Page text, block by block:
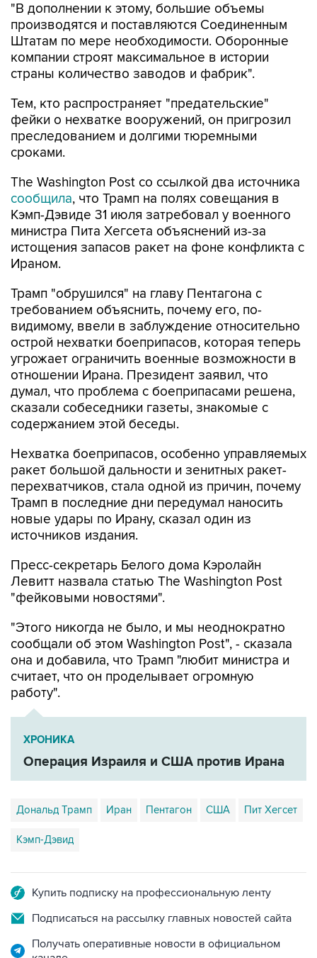
"В дополнении к этому, большие объемы
производятся и поставляются Соединенным
Штатам по мере необходимости. Оборонные
компании строят максимальное в истории
страны количество заводов и фабрик".
Тем, кто распространяет "предательские"
фейки о нехватке вооружений, он пригрозил
преследованием и долгими тюремными
сроками.
The Washington Post со ссылкой два источника
сообщила, что Трамп на полях совещания в
Кэмп-Дэвиде 31 июля затребовал у военного
министра Пита Хегсета объяснений из-за
истощения запасов ракет на фоне конфликта с
Ираном.
Трамп "обрушился" на главу Пентагона с
требованием объяснить, почему его, по-
видимому, ввели в заблуждение относительно
острой нехватки боеприпасов, которая теперь
угрожает ограничить военные возможности в
отношении Ирана. Президент заявил, что
думал, что проблема с боеприпасами решена,
сказали собеседники газеты, знакомые с
содержанием этой беседы.
Нехватка боеприпасов, особенно управляемых
ракет большой дальности и зенитных ракет-
перехватчиков, стала одной из причин, почему
Трамп в последние дни передумал наносить
новые удары по Ирану, сказал один из
источников издания.
Пресс-секретарь Белого дома Кэролайн
Левитт назвала статью The Washington Post
"фейковыми новостями".
"Этого никогда не было, и мы неоднократно
сообщали об этом Washington Post", - сказала
она и добавила, что Трамп "любит министра и
считает, что он проделывает огромную
работу".
ХРОНИКА
Операция Израиля и США против Ирана
Дональд Трамп Иран Пентагон США Пит Хегсет
Кэмп-Дэвид
Купить подписку на профессиональную ленту
Подписаться на рассылку главных новостей сайта
Получать оперативные новости в официальном